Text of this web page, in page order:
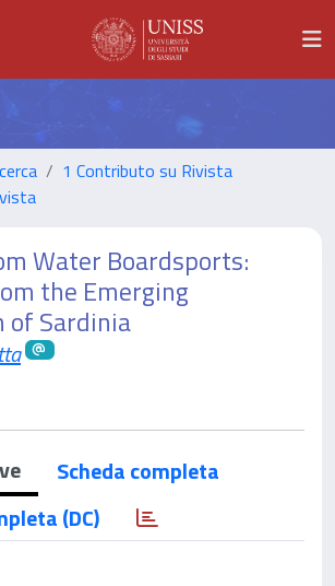
1 Contributo su Rivista
Water Boardsports:
the Emerging
of Sardinia
Scheda completa
(DC)